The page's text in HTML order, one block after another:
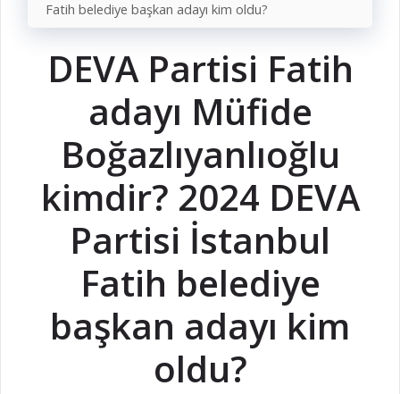
Fatih belediye başkan adayı kim oldu?
DEVA Partisi Fatih
adayı Müfide
Boğazlıyanlıoğlu
kimdir? 2024 DEVA
Partisi İstanbul
Fatih belediye
başkan adayı kim
oldu?